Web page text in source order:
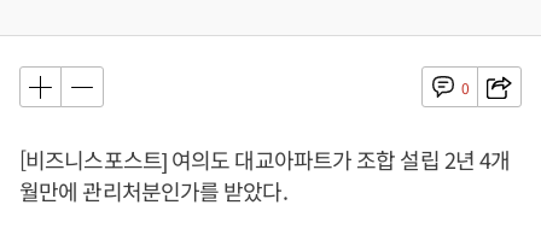
0
[비즈니스포스트] 여의도 대교아파트가 조합 설립 2년 4개
월만에 관리처분인가를 받았다.